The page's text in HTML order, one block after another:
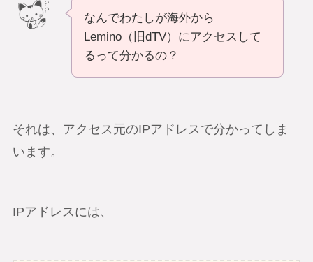
なんでわたしが海外から
Lemino（旧dTV）にアクセスして
るって分かるの？
それは、アクセス元のIPアドレスで分かってしま
います。
IPアドレスには、